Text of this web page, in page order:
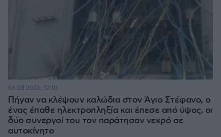
Πήγαν να κλέψουν καλώδια στον Άγιο Στέφανο, ο
ένας έπαθε ηλεκτροπληξία και έπεσε από ύψος, οι
δύο συνεργοί του τον παράτησαν νεκρό σε
αυτοκίνητο
06.08.2026, 12:10